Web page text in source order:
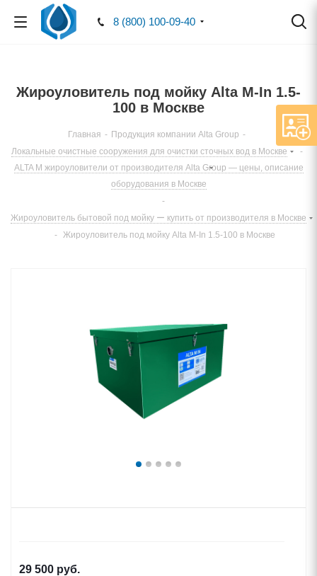
8 (800) 100-09-40
Жироуловитель под мойку Alta M-In 1.5-
100 в Москве
Главная - Продукция компании Alta Group -
Локальные очистные сооружения для очистки сточных вод в Москве
-
ALTA M жироуловители от производителя Alta Group — цены, описание
оборудования в Москве
-
Жироуловитель бытовой под мойку ー купить от производителя в Москве
- Жироуловитель под мойку Alta M-In 1.5-100 в Москве
29 500 руб.